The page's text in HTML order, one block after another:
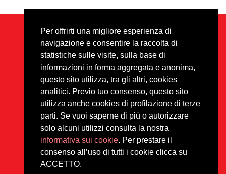
Per offrirti una migliore esperienza di
navigazione e consentire la raccolta di
statistiche sulle visite, sulla base di
informazioni in forma aggregata e anonima,
questo sito utilizza, tra gli altri, cookies
analitici. Previo tuo consenso, questo sito
utilizza anche cookies di profilazione di terze
parti. Se vuoi saperne di più o autorizzare
solo alcuni utilizzi consulta la nostra
informativa sui cookie. Per prestare il
consenso all’uso di tutti i cookie clicca su
ACCETTO.
Footer
Privacy
Disclaimer
Tutti i materiali sono protetti da
copyright sotto la licenza
Creative Commons CC BY-NC-
ND.